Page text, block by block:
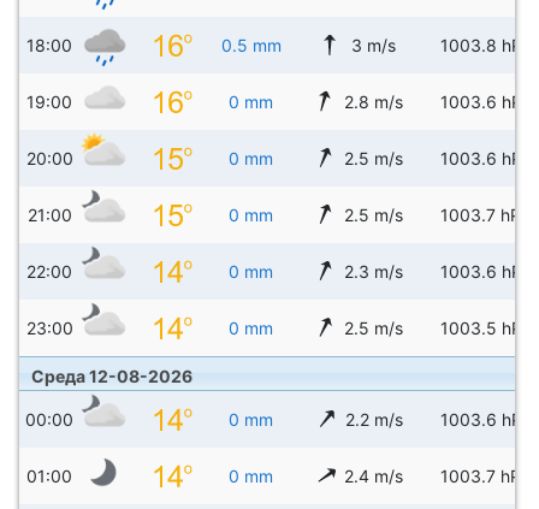
18:00 0.5 mm 3 m/s 1003.8 hPa
19:00 0 mm 2.8 m/s 1003.6 hPa
20:00 0 mm 2.5 m/s 1003.6 hPa
21:00 0 mm 2.5 m/s 1003.7 hPa
22:00 0 mm 2.3 m/s 1003.6 hPa
23:00 0 mm 2.5 m/s 1003.5 hPa
Среда 12-08-2026
00:00 0 mm 2.2 m/s 1003.6 hPa
01:00 0 mm 2.4 m/s 1003.7 hPa